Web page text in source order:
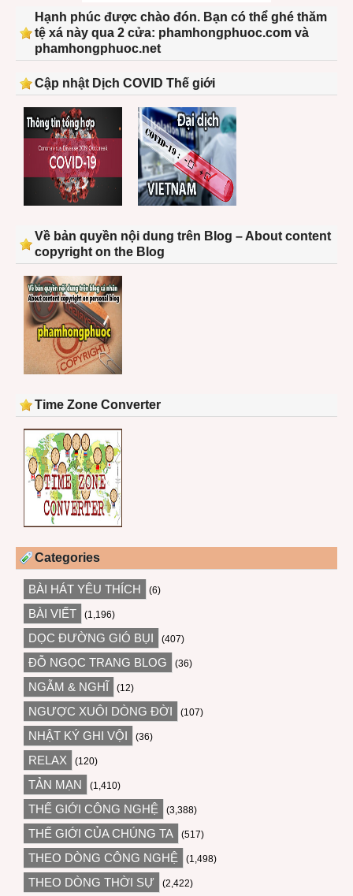
Hạnh phúc được chào đón. Bạn có thể ghé thăm
tệ xá này qua 2 cửa: phamhongphuoc.com và
phamhongphuoc.net
Cập nhật Dịch COVID Thế giới
Về bản quyền nội dung trên Blog – About content
copyright on the Blog
Time Zone Converter
Categories
BÀI HÁT YÊU THÍCH (6)
BÀI VIẾT (1,196)
DỌC ĐƯỜNG GIÓ BỤI (407)
ĐỖ NGỌC TRANG BLOG (36)
NGẪM & NGHĨ (12)
NGƯỢC XUÔI DÒNG ĐỜI (107)
NHẬT KÝ GHI VỘI (36)
RELAX (120)
TẢN MẠN (1,410)
THẾ GIỚI CÔNG NGHỆ (3,388)
THẾ GIỚI CỦA CHÚNG TA (517)
THEO DÒNG CÔNG NGHỆ (1,498)
THEO DÒNG THỜI SỰ (2,422)